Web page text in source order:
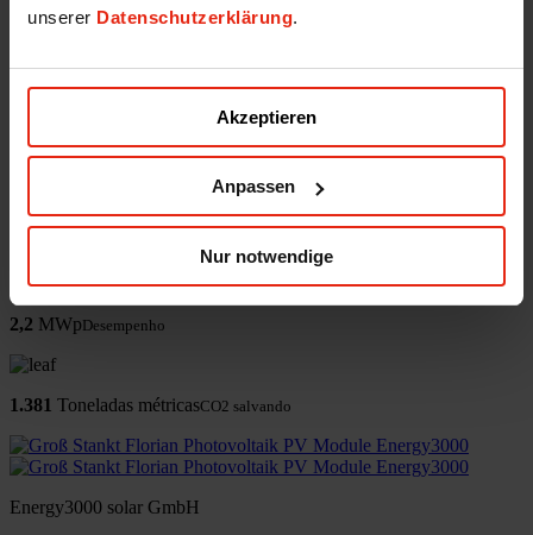
unserer Datenschutzerklärung.
Akzeptieren
Anpassen
Nur notwendige
© Energy3000 solar GmbH 2026
Groß Sankt Florian
2,2 MWpDesempenho
1.381 Toneladas métricasCO2 salvando
Energy3000 solar GmbH